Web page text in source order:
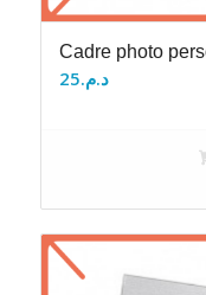
Cadre photo
د.م.25